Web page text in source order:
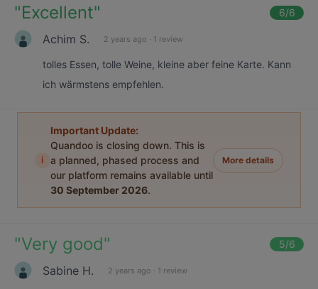
"Excellent" 6/6
Achim S. 2 years ago · 1 review
tolles Essen, tolle Weine, kleine aber feine Karte. Kann
ich wärmstens empfehlen.
i
Important Update:
Quandoo is closing down. This is
a planned, phased process and
our platform remains available until
30 September 2026.
More details
"Very good" 5/6
Sabine H. 2 years ago · 1 review